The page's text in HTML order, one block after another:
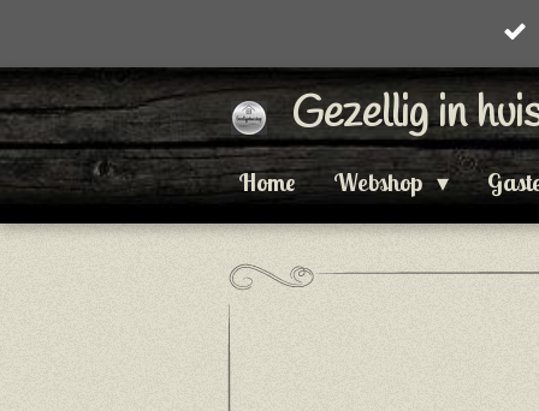
direct
naar
de
Gezellig in
Home Webshop